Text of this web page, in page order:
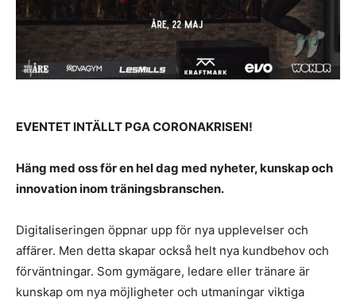
EVENTET INTÄLLT PGA CORONAKRISEN!
Häng med oss för en hel dag med nyheter, kunskap och
innovation inom träningsbranschen.
Digitaliseringen öppnar upp för nya upplevelser och
affärer. Men detta skapar också helt nya kundbehov och
förväntningar. Som gymägare, ledare eller tränare är
kunskap om nya möjligheter och utmaningar viktiga